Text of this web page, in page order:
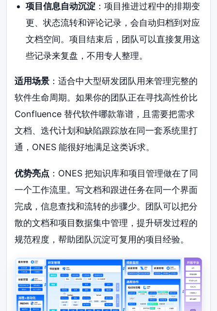
项目信息自动沉淀：项目推进过程中的排期变
更、状态流转和评论记录，会自动归档到对应
文档空间。项目结束后，团队可以直接复用这
些记录来复盘，不用专人整理。
适用场景 ：适合中大型研发团队用来管理完整的
软件生命周期。如果你的团队正在寻找高性价比
Confluence 替代软件哪款靠谱，且需要把需求
文档、迭代计划和缺陷跟踪放在同一套系统里打
通，ONES 能很好地满足这类诉求。
优势亮点 ：ONES 把知识库和项目管理做在了同
一个工作流里。写文档和跟进任务在同一个界面
完成，信息查找和流转的步骤少。团队可以把分
散的文档和项目数据集中管理，提升研发过程的
规范程度，帮助团队沉淀可复用的项目经验。